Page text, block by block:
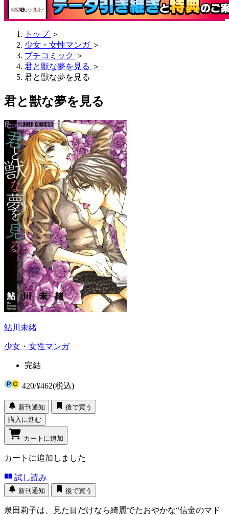
トップ ＞
少女・女性マンガ ＞
プチコミック ＞
君と獣な夢を見る ＞
君と獣な夢を見る
君と獣な夢を見る
鮎川未緒
少女・女性マンガ
完結
420/¥462(税込)
新刊通知
後で買う
購入に進む
カートに追加
カートに追加しました
試し読み
新刊通知 後で買う
泉田莉子は、見た目だけなら綺麗でたおやかな“信金のマド